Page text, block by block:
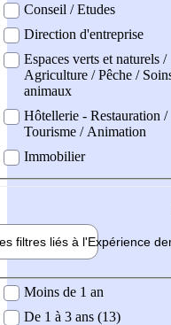
Conseil / Etudes
Direction d'entreprise
Espaces verts et naturels /
Agriculture / Pêche /
animaux
Hôtellerie - Restauration /
Tourisme / Animation
Immobilier
filtres liés à l'Expérience
demandée
Moins de 1 an
De 1 à 3 ans (13)